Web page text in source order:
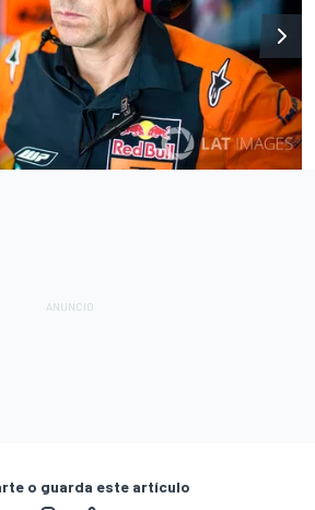
o guarda este artículo